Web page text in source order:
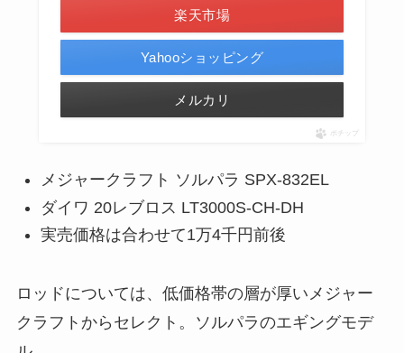
楽天市場
Yahooショッピング
メルカリ
ポチップ
メジャークラフト ソルパラ SPX-832EL
ダイワ 20レブロス LT3000S-CH-DH
実売価格は合わせて1万4千円前後
ロッドについては、低価格帯の層が厚いメジャー
クラフトからセレクト。ソルパラのエギングモデ